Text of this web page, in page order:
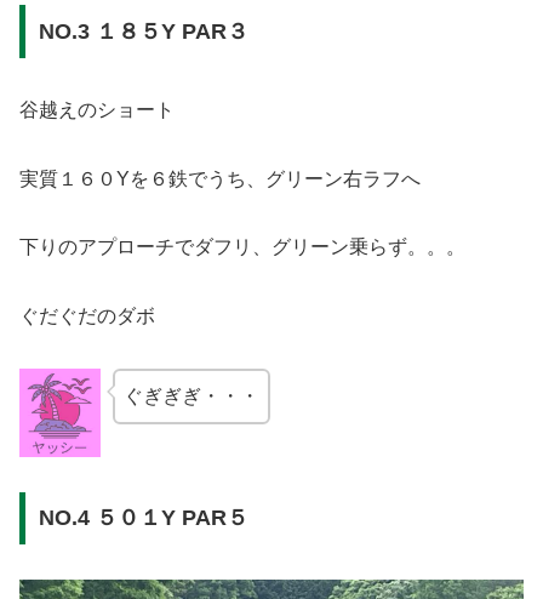
NO.3 １８５Y PAR３
谷越えのショート
実質１６０Yを６鉄でうち、グリーン右ラフへ
下りのアプローチでダフリ、グリーン乗らず。。。
ぐだぐだのダボ
ぐぎぎぎ・・・
NO.4 ５０１Y PAR５